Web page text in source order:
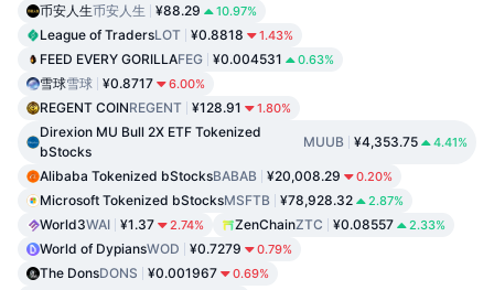
币安人生币安人生 ¥88.29 10.97%
League of TradersLOT ¥0.8818 1.43%
FEED EVERY GORILLAFEG ¥0.004531 0.63%
雪球雪球 ¥0.8717 6.00%
REGENT COINREGENT ¥128.91 1.80%
Direxion MU Bull 2X ETF Tokenized
bStocks
MUUB ¥4,353.75 4.41%
Alibaba Tokenized bStocksBABAB ¥20,008.29 0.20%
Microsoft Tokenized bStocksMSFTB ¥78,928.32 2.87%
World3WAI ¥1.37 2.74% ZenChainZTC ¥0.08557 2.33%
World of DypiansWOD ¥0.7279 0.79%
The DonsDONS ¥0.001967 0.69%